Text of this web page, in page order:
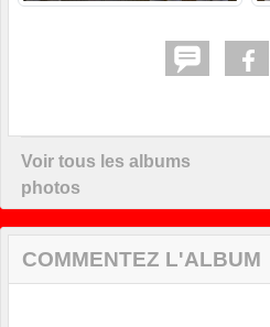
Voir tous les albums
photos
COMMENTEZ L'ALBUM